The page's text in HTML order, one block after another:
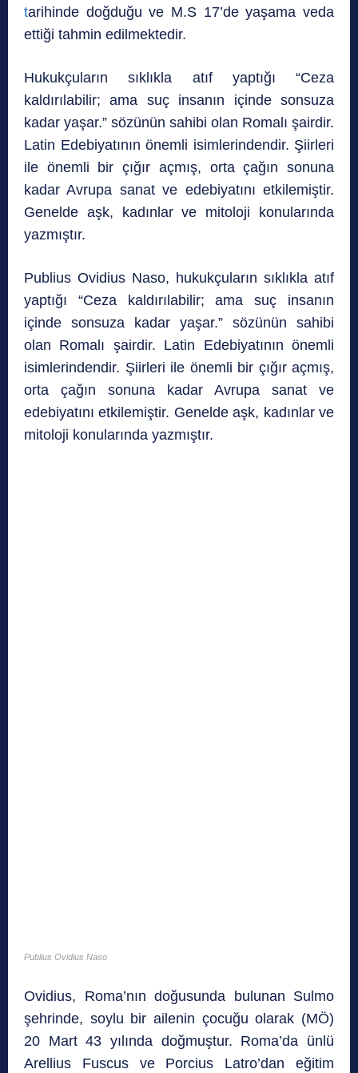
tarihinde doğduğu ve M.S 17’de yaşama veda
ettiği tahmin edilmektedir.
Hukukçuların sıklıkla atıf yaptığı “Ceza
kaldırılabilir; ama suç insanın içinde sonsuza
kadar yaşar.” sözünün sahibi olan Romalı şairdir.
Latin Edebiyatının önemli isimlerindendir. Şiirleri
ile önemli bir çığır açmış, orta çağın sonuna
kadar Avrupa sanat ve edebiyatını etkilemiştir.
Genelde aşk, kadınlar ve mitoloji konularında
yazmıştır.
Publius Ovidius Naso, hukukçuların sıklıkla atıf
yaptığı “Ceza kaldırılabilir; ama suç insanın
içinde sonsuza kadar yaşar.” sözünün sahibi
olan Romalı şairdir. Latin Edebiyatının önemli
isimlerindendir. Şiirleri ile önemli bir çığır açmış,
orta çağın sonuna kadar Avrupa sanat ve
edebiyatını etkilemiştir. Genelde aşk, kadınlar ve
mitoloji konularında yazmıştır.
Publius Ovidius Naso
Ovidius, Roma’nın doğusunda bulunan Sulmo
şehrinde, soylu bir ailenin çocuğu olarak (MÖ)
20 Mart 43 yılında doğmuştur. Roma’da ünlü
Arellius Fuscus ve Porcius Latro’dan eğitim